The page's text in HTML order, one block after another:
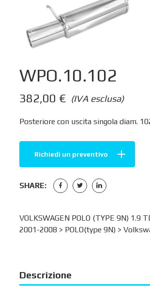
WPO.10.102
(IVA esclusa)
382,00 €
Posteriore con uscita singola diam.
Richiedi un preventivo
SHARE:
VOLKSWAGEN POLO (TYPE 9N) 1.9
2001-2008 > POLO(type 9N) >
Descrizione